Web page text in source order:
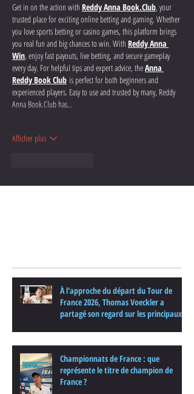
Get in on the action with Reddy Anna Book.Club, your
trusted place for exciting online betting and gaming. Whether
you love sports betting or casino games, this platform brings
you real fun and big chances to win. With Reddy Anna
Win, enjoy fast payouts, live betting, and secure gameplay
every day. For helpful tips and expert advice, the Anna
Reddy Book Club is perfect for both beginners and
experienced players. Easy to use and trusted by many, Reddy
Anna Book.Club has…
Afficher plus
À l'approche du départ du Tour de
France 2026, Thomas Voeckler a
partagé son regard sur les principaux
Championnats de France : que
représente le titre de champion de
France ?